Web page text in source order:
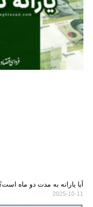
آیا یارانه به مدت دو ماه
2025-10-11